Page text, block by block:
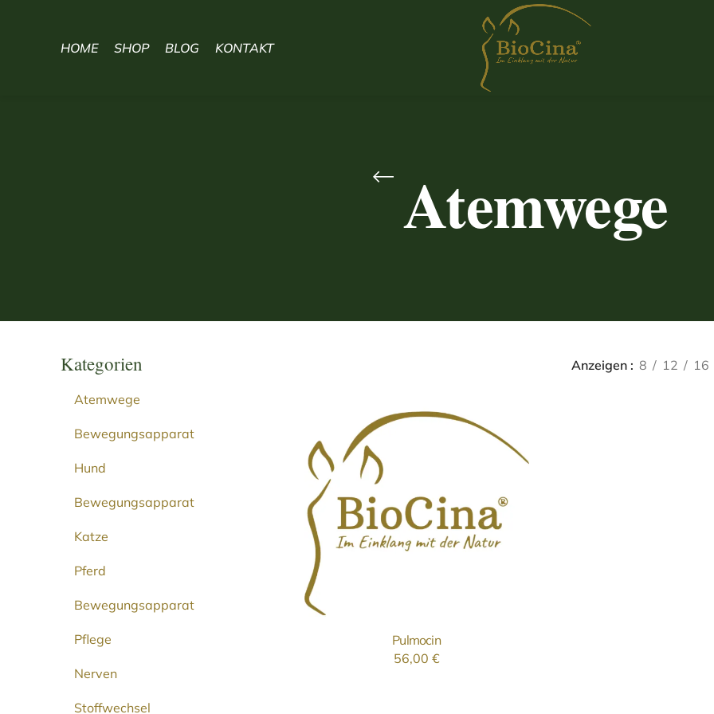
HOME SHOP BLOG KONTAKT
Atemwege
Kategorien
Atemwege
Bewegungsapparat
Hund
Bewegungsapparat
Katze
Pferd
Bewegungsapparat
Pflege
Nerven
Stoffwechsel
Anzeigen 8 12 16
IN DEN WARENKORB
Pulmocin
56,00 €